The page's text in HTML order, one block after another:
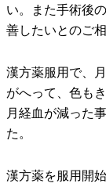
い。また手術後
善したいとのご相
漢方薬服用で、
がへって、色も
月経血が減った
た。
漢方薬を服用開